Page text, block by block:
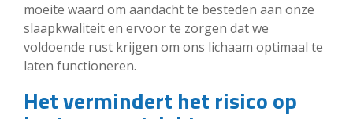
moeite waard om aandacht te besteden aan onze
slaapkwaliteit en ervoor te zorgen dat we
voldoende rust krijgen om ons lichaam optimaal te
laten functioneren.
Het vermindert het risico op